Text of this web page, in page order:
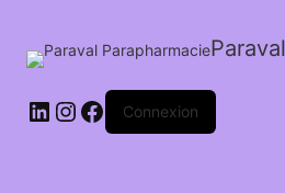
LinkedIn
Instagram
FacebookConnexion